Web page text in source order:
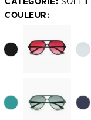
CATÉGORIE: SOLEIL
COULEUR: